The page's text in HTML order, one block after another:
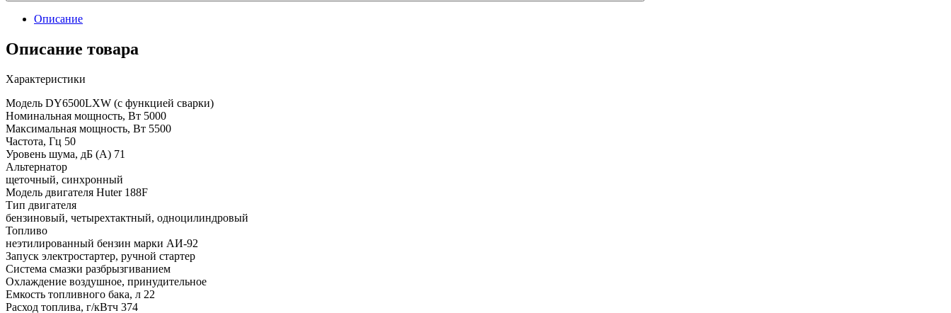
Описание
Описание товара
Характеристики
Модель DY6500LXW (c функцией сварки)
Номинальная мощность, Вт 5000
Максимальная мощность, Вт 5500
Частота, Гц 50
Уровень шума, дБ (А) 71
Альтернатор
щеточный, синхронный
Модель двигателя Huter 188F
Тип двигателя
бензиновый, четырехтактный, одноцилиндровый
Топливо
неэтилированный бензин марки АИ-92
Запуск электростартер, ручной стартер
Система смазки разбрызгиванием
Охлаждение воздушное, принудительное
Емкость топливного бака, л 22
Расход топлива, г/кВтч 374